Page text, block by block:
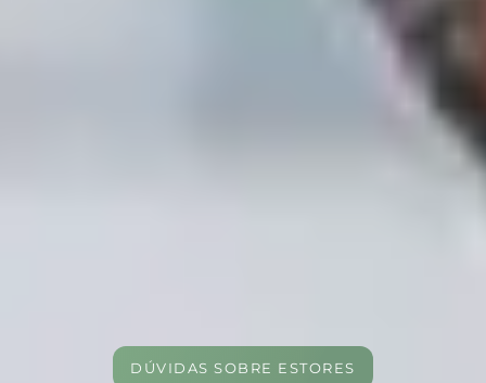
DÚVIDAS SOBRE ESTORES